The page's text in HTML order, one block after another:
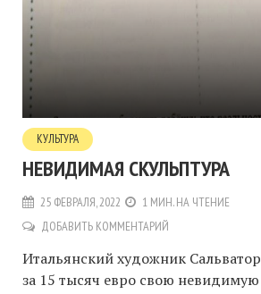
КУЛЬТУРА
НЕВИДИМАЯ СКУЛЬПТУРА
25 ФЕВРАЛЯ, 2022
1 МИН. НА ЧТЕНИЕ
ДОБАВИТЬ КОММЕНТАРИЙ
Итальянский художник
за 15 тысяч евро свою